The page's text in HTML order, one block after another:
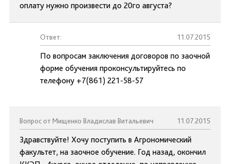
оплату нужно произвести до 20го августа?
Ответ: 11.07.2015
По вопросам заключения договоров по заочной
форме обучения проконсультируйтесь по
телефону +7(861) 221-58-57
Вопрос от Мищенко Владислав Витальевич 11.07.2015
Здравствуйте! Хочу поступить в Агрономический
факультет, на заочное обучение. Год назад, окончил